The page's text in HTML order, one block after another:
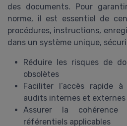
des documents. Pour
norme, il est essentiel de
procédures, instructions,
dans un système unique,
Réduire les risques de
obsolètes
Faciliter l’accès rapide
audits internes et externes
Assurer la
référentiels applicables